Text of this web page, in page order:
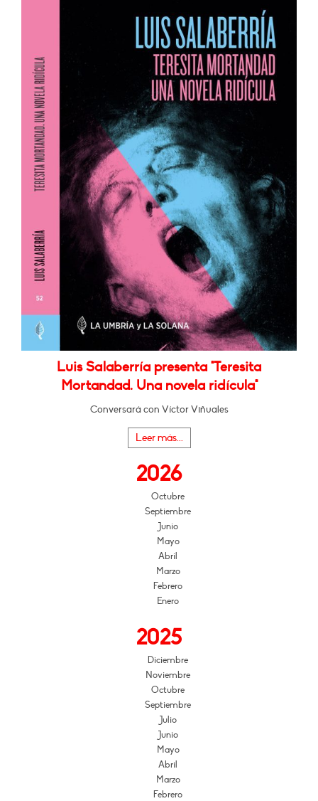
Luis Salaberría presenta "Teresita
Mortandad. Una novela ridícula"
Conversará con Víctor Viñuales
Leer más...
2026
Octubre
Septiembre
Junio
Mayo
Abril
Marzo
Febrero
Enero
2025
Diciembre
Noviembre
Octubre
Septiembre
Julio
Junio
Mayo
Abril
Marzo
Febrero